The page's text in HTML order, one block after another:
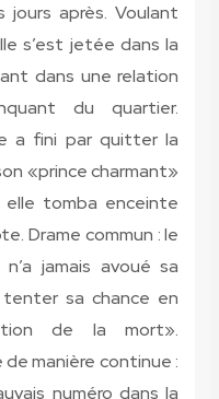
jours après. Voulant
s’est jetée dans la
dans une relation
du quartier.
a fini par quitter la
«prince charmant»
elle tomba enceinte
Drame commun : le
jamais avoué sa
sa chance en
de la mort».
de manière continue :
numéro dans la